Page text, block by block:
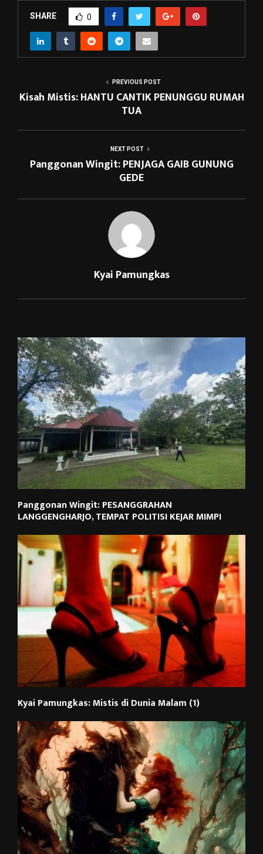
SHARE 0
PREVIOUS POST
Kisah Mistis: HANTU CANTIK PENUNGGU RUMAH
TUA
NEXT POST
Panggonan Wingit: PENJAGA GAIB GUNUNG
GEDE
Kyai Pamungkas
Panggonan Wingit: PESANGGRAHAN
LANGGENGHARJO, TEMPAT POLITISI KEJAR MIMPI
Kyai Pamungkas: Mistis di Dunia Malam (1)